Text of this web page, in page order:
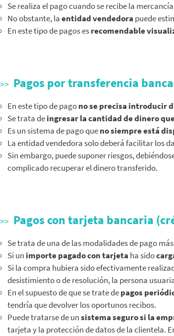
Se realiza el pago cuando se recibe la
No obstante, laentidad vendedora puede
En este tipo de pagos esrecomendable
Pagos por transferencia
En este tipo de pagono se precisa introducir
Se trata deingresar la cantidad de dinero
Es un sistema de pago queno siempre está
La entidad vendedora solo deberá facilitar los
Sin embargo, puede suponer riesgos,
complicado recuperar el dinero transferido.
Pagos con tarjeta bancaria
Se trata de una de las modalidades de pago
Si un importe pagado con tarjeta ha sido
Si la compra hubiera sido efectivamente
desistimiento o de resolución, la persona
En el supuesto de que se trate depagos
tendría que devolver los oportunos recibos.
Puede tratarse de unsistema seguro si la
tarjeta y la protección de datos de la clientela.